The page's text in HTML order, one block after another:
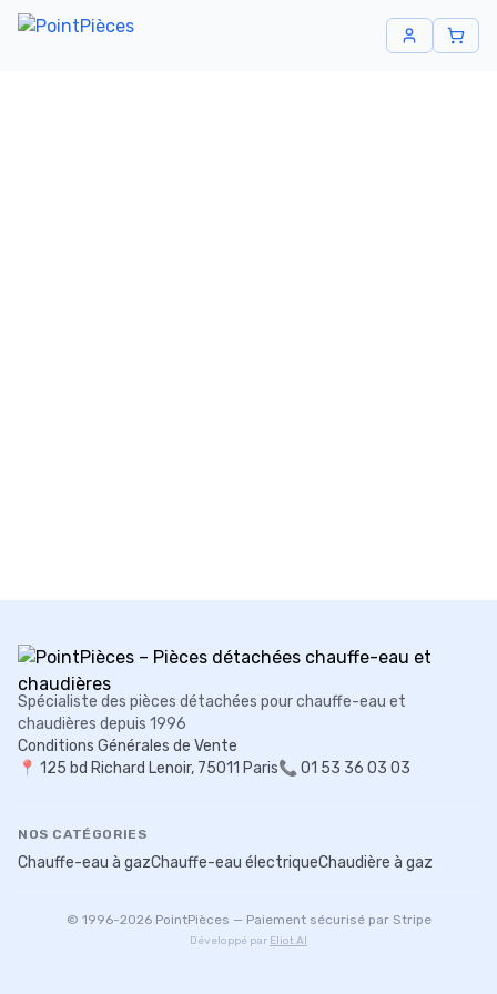
Spécialiste des pièces détachées pour chauffe-eau et
chaudières depuis 1996
Conditions Générales de Vente
📍 125 bd Richard Lenoir, 75011 Paris📞 01 53 36 03 03
NOS CATÉGORIES
Chauffe-eau à gazChauffe-eau électriqueChaudière à gaz
© 1996-2026PointPièces — Paiement sécurisé par Stripe
Développé par Eliot AI